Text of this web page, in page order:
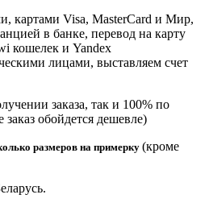
картами Visa, MasterCard и Мир,
в банке, перевод на карту
кошелек и Yandex
лицами, выставляем счет
заказа, так и 100% по
обойдется дешевле)
размеров на примерку (кроме